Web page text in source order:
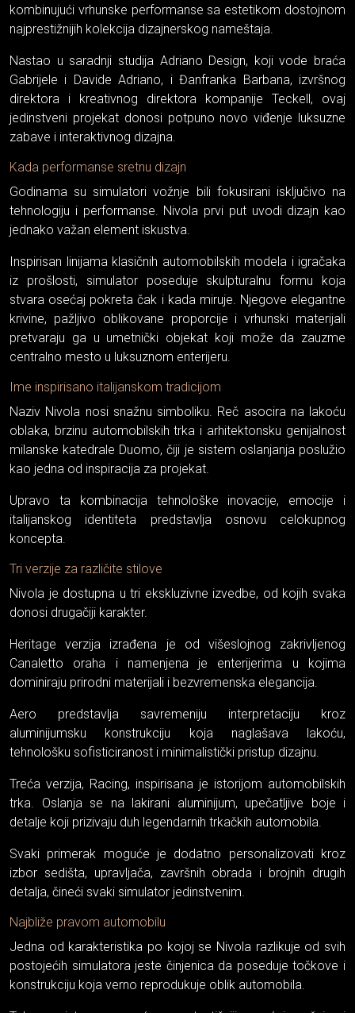
kombinujući vrhunske performanse sa estetikom dostojnom
najprestižnijih kolekcija dizajnerskog nameštaja.
Nastao u saradnji studija Adriano Design, koji vode braća
Gabrijele i Davide Adriano, i Đanfranka Barbana, izvršnog
direktora i kreativnog direktora kompanije Teckell, ovaj
jedinstveni projekat donosi potpuno novo viđenje luksuzne
zabave i interaktivnog dizajna.
Kada performanse sretnu dizajn
Godinama su simulatori vožnje bili fokusirani isključivo na
tehnologiju i performanse. Nivola prvi put uvodi dizajn kao
jednako važan element iskustva.
Inspirisan linijama klasičnih automobilskih modela i igračaka
iz prošlosti, simulator poseduje skulpturalnu formu koja
stvara osećaj pokreta čak i kada miruje. Njegove elegantne
krivine, pažljivo oblikovane proporcije i vrhunski materijali
pretvaraju ga u umetnički objekat koji može da zauzme
centralno mesto u luksuznom enterijeru.
Ime inspirisano italijanskom tradicijom
Naziv Nivola nosi snažnu simboliku. Reč asocira na lakoću
oblaka, brzinu automobilskih trka i arhitektonsku genijalnost
milanske katedrale Duomo, čiji je sistem oslanjanja poslužio
kao jedna od inspiracija za projekat.
Upravo ta kombinacija tehnološke inovacije, emocije i
italijanskog identiteta predstavlja osnovu celokupnog
koncepta.
Tri verzije za različite stilove
Nivola je dostupna u tri ekskluzivne izvedbe, od kojih svaka
donosi drugačiji karakter.
Heritage verzija izrađena je od višeslojnog zakrivljenog
Canaletto oraha i namenjena je enterijerima u kojima
dominiraju prirodni materijali i bezvremenska elegancija.
Aero predstavlja savremeniju interpretaciju kroz
aluminijumsku konstrukciju koja naglašava lakoću,
tehnološku sofisticiranost i minimalistički pristup dizajnu.
Treća verzija, Racing, inspirisana je istorijom automobilskih
trka. Oslanja se na lakirani aluminijum, upečatljive boje i
detalje koji prizivaju duh legendarnih trkačkih automobila.
Svaki primerak moguće je dodatno personalizovati kroz
izbor sedišta, upravljača, završnih obrada i brojnih drugih
detalja, čineći svaki simulator jedinstvenim.
Najbliže pravom automobilu
Jedna od karakteristika po kojoj se Nivola razlikuje od svih
postojećih simulatora jeste činjenica da poseduje točkove i
konstrukciju koja verno reprodukuje oblik automobila.